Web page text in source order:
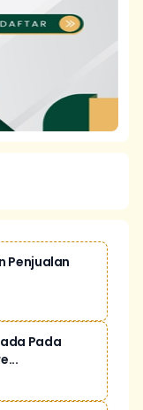
Penjualan
Pada